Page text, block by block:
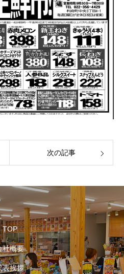
次の記事
TOP
社概要
表挨拶